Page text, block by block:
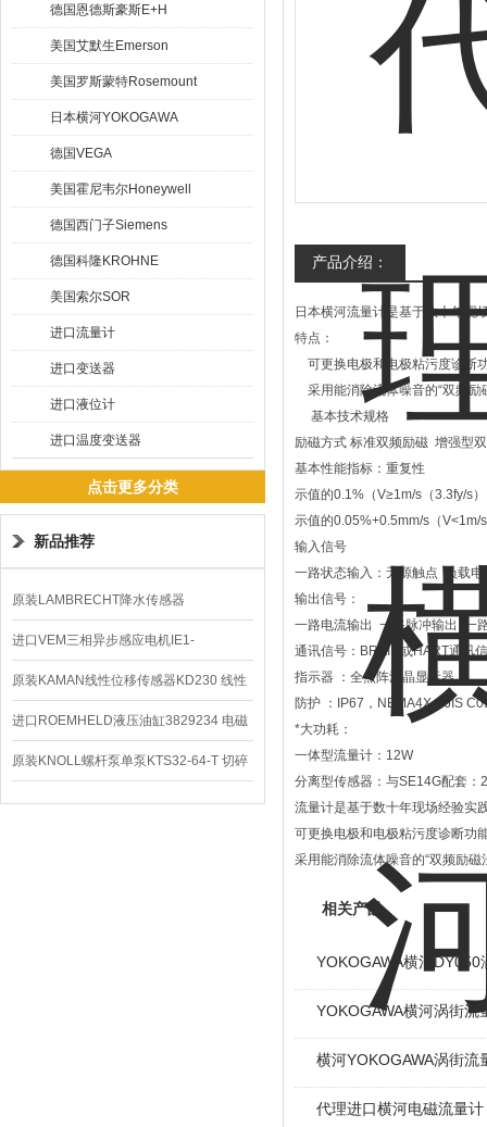
德国恩德斯豪斯E+H
美国艾默生Emerson
美国罗斯蒙特Rosemount
日本横河YOKOGAWA
德国VEGA
美国霍尼韦尔Honeywell
德国西门子Siemens
德国科隆KROHNE
美国索尔SOR
进口流量计
进口变送器
进口液位计
进口温度变送器
点击更多分类
新品推荐
原装LAMBRECHT降水传感器
00.14575.20气象仪
进口VEM三相异步感应电机IE1-
K21R80G4马达
原装KAMAN线性位移传感器KD230 线性
编码器
进口ROEMHELD液压油缸3829234 电磁
阀定位器
原装KNOLL螺杆泵单泵KTS32-64-T 切碎
排屑机
产品介绍：
日本横河流量计是基于数十年现
特点：
可更换电极和电极粘污度诊断
采用能消除流体噪音的“双频励
基本技术规格
励磁方式 标准双频励磁 增强型
基本性能指标：重复性
示值的0.1%（V≥1m/s（3.3fy/s
示值的0.05%+0.5mm/s（V<1m/
输入信号
一路状态输入：无源触点 负载
输出信号：
一路电流输出 一路脉冲输出 一
通讯信号：BRAIN或HART通讯
指示器 ：全点阵液晶显示器
防护 ：IP67，NEMA4X，JIS
*大功耗：
一体型流量计：12W
分离型传感器：与SE14G配套：
流量计是基于数十年现场经验实
可更换电极和电极粘污度诊断功
采用能消除流体噪音的“双频励
相关产品
YOKOGAWA横河DY050
YOKOGAWA横河涡街流
横河YOKOGAWA涡街流
代理进口横河电磁流量计